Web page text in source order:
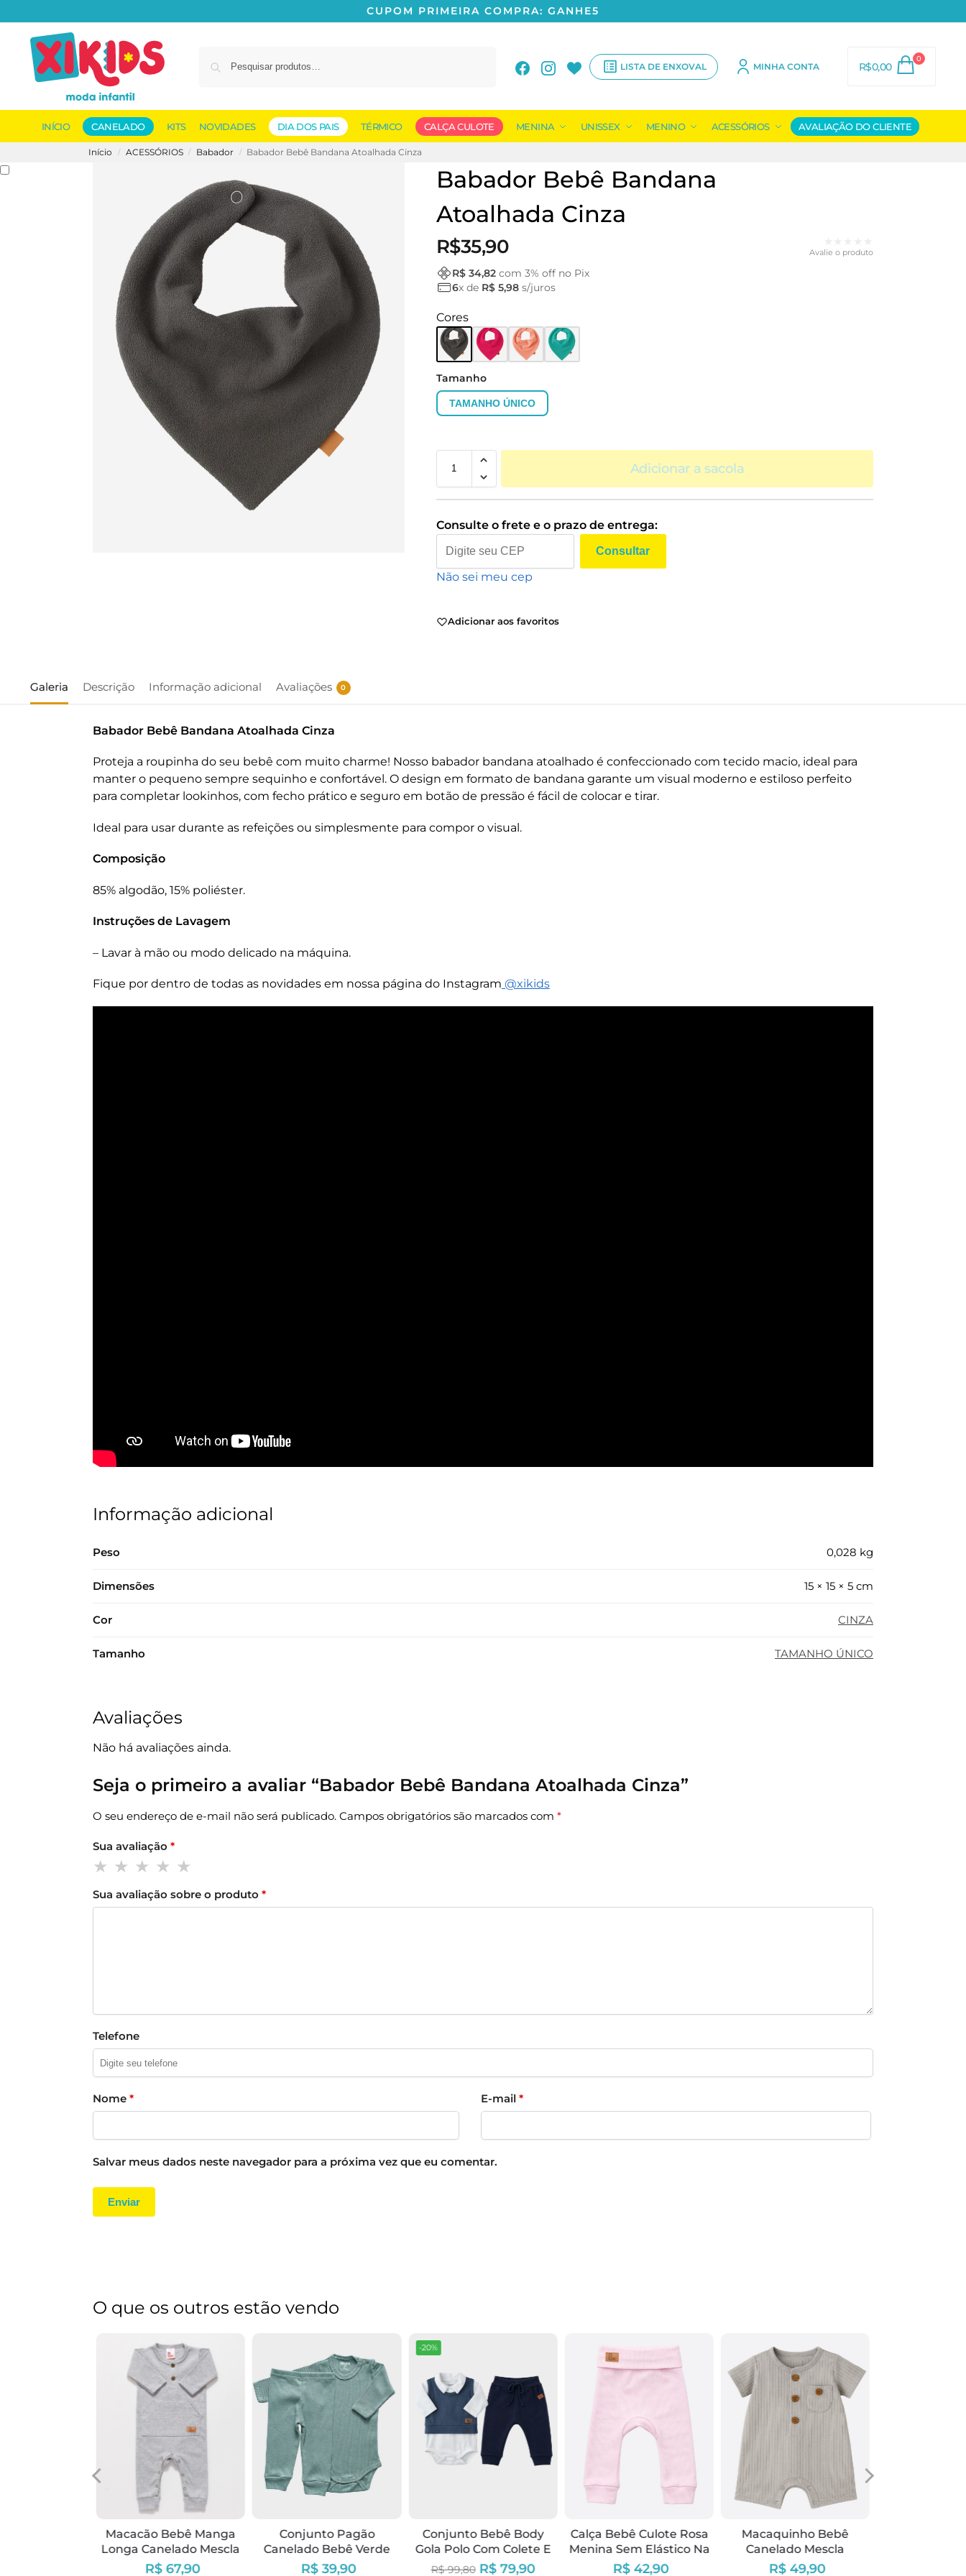
CUPOM PRIMEIRA COMPRA: GANHE5
LISTA DE ENXOVAL
MINHA CONTA R$0,00
0
INÍCIO CANELADO KITS NOVIDADES DIA DOS PAIS TÉRMICO CALÇA CULOTE MENINA UNISSEX MENINO ACESSÓRIOS AVALIAÇÃO DO CLIENTE
Início / ACESSÓRIOS / Babador / Babador Bebê Bandana Atoalhada Cinza
Babador Bebê Bandana
Atoalhada Cinza
R$35,90 Avalie o produto
R$ 34,82com 3% off no Pix
6x de R$ 5,98s/juros
Cores
Tamanho
TAMANHO ÚNICO
Adicionar a sacola
Consulte o frete e o prazo de entrega:
Consultar
Não sei meu cep
Adicionar aos favoritos
Galeria Descrição Informação adicional Avaliações 0
Babador Bebê Bandana Atoalhada Cinza
Proteja a roupinha do seu bebê com muito charme! Nosso babador bandana atoalhado é confeccionado com tecido macio, ideal para
manter o pequeno sempre sequinho e confortável. O design em formato de bandana garante um visual moderno e estiloso perfeito
para completar lookinhos, com fecho prático e seguro em botão de pressão é fácil de colocar e tirar.
Ideal para usar durante as refeições ou simplesmente para compor o visual.
Composição
85% algodão, 15% poliéster.
Instruções de Lavagem
– Lavar à mão ou modo delicado na máquina.
Fique por dentro de todas as novidades em nossa página do Instagram @xikids
Informação adicional
Peso 0,028 kg
Dimensões 15 × 15 × 5 cm
Cor CINZA
Tamanho TAMANHO ÚNICO
Avaliações
Não há avaliações ainda.
Seja o primeiro a avaliar “Babador Bebê Bandana Atoalhada Cinza”
O seu endereço de e-mail não será publicado. Campos obrigatórios são marcados com *
Sua avaliação *
Sua avaliação sobre o produto *
Telefone
Nome * E-mail *
Salvar meus dados neste navegador para a próxima vez que eu comentar.
O que os outros estão vendo
Macacão Bebê Manga
Longa Canelado Mescla
Unissex
R$ 67,90
Conjunto Pagão
Canelado Bebê Verde
Oliva
R$ 39,90
-20%
Conjunto Bebê Body
Gola Polo Com Colete E
Calça Jogger Azul
R$ 99,80 R$ 79,90
Calça Bebê Culote Rosa
Menina Sem Elástico Na
Cintura
R$ 42,90
Macaquinho Bebê
Canelado Mescla
R$ 49,90